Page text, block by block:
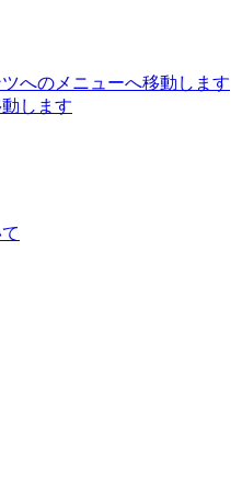
へのメニューへ移動します
します